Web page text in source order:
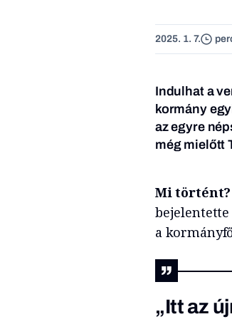
2025. 1. 7.
Indulhat a
kormány
az egyre
még mielőtt
Mi
bejelentette
a
„Itt az